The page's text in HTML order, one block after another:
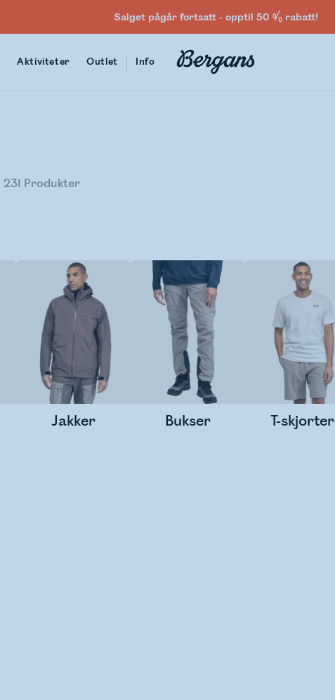
Salget pågår fortsatt - opptil 50 % rabatt!
Aktiviteter Outlet Info
Jakker Bukser T-skjorter
231 Produkter